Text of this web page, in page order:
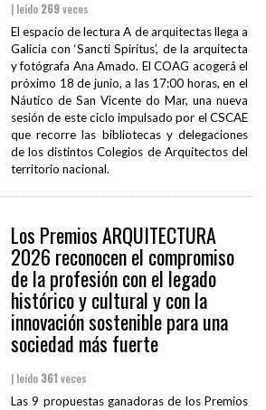
| leído 269veces
El espacio de lectura A de arquitectas llega a
Galicia con ‘Sancti Spiritus’, de la arquitecta
y fotógrafa Ana Amado. El COAG acogerá el
próximo 18 de junio, a las 17:00 horas, en el
Náutico de San Vicente do Mar, una nueva
sesión de este ciclo impulsado por el CSCAE
que recorre las bibliotecas y delegaciones
de los distintos Colegios de Arquitectos del
territorio nacional.
Los Premios ARQUITECTURA
2026 reconocen el compromiso
de la profesión con el legado
histórico y cultural y con la
innovación sostenible para una
sociedad más fuerte
| leído 361 veces
Las 9 propuestas ganadoras de los Premios